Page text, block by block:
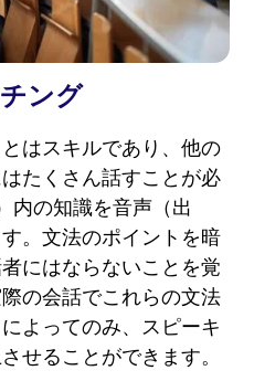
ング
はスキルであり、他の
たくさん話すことが必
内の知識を音声（出
。文法のポイントを暗
にはならないことを覚
の会話でこれらの文法
よってのみ、スピーキ
せることができます。